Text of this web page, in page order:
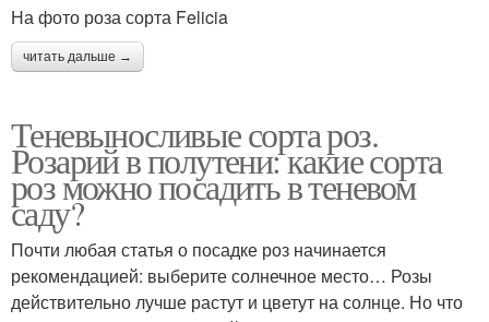
На фото роза сорта Felicia
читать дальше →
Теневыносливые сорта роз.
Розарий в полутени: какие сорта
роз можно посадить в теневом
саду?
Почти любая статья о посадке роз начинается
рекомендацией: выберите солнечное место… Розы
действительно лучше растут и цветут на солнце. Но что